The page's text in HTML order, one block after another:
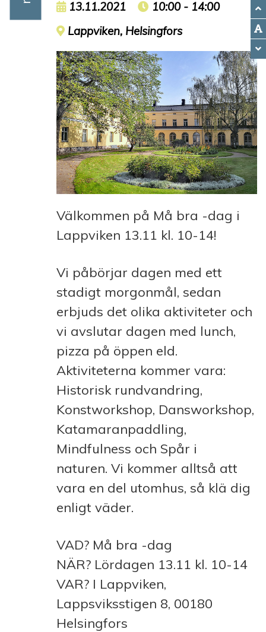
Event date
13.11.2021 Event time
10:00 - 14:00
Event location
Lappviken, Helsingfors
Välkommen på Må bra -dag i
Lappviken 13.11 kl. 10-14!
Vi påbörjar dagen med ett
stadigt morgonmål, sedan
erbjuds det olika aktiviteter och
vi avslutar dagen med lunch,
pizza på öppen eld.
Aktiviteterna kommer vara:
Historisk rundvandring,
Konstworkshop, Dansworkshop,
Katamaranpaddling,
Mindfulness och Spår i
naturen. Vi kommer alltså att
vara en del utomhus, så klä dig
enligt väder.
VAD? Må bra -dag
NÄR? Lördagen 13.11 kl. 10-14
VAR? I Lappviken,
Lappsviksstigen 8, 00180
Helsingfors